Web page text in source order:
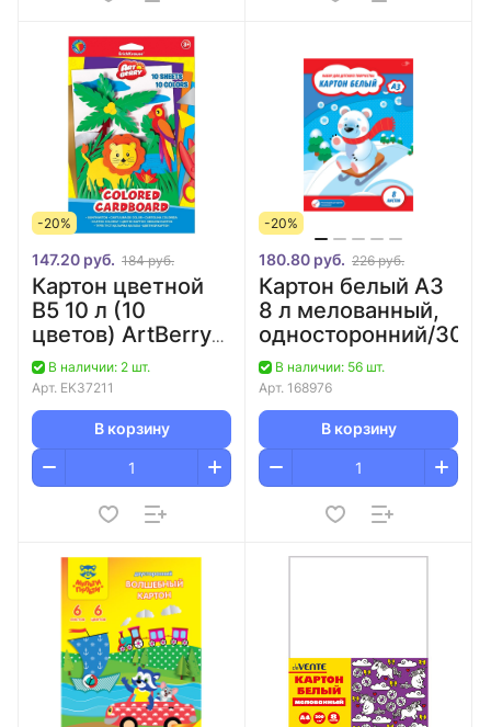
-20%
147.20 руб. 184 руб.
Картон цветной
B5 10 л (10
цветов) ArtBerry
мелованный,
односторонний/40
В наличии: 2 шт.
Арт. EK37211
В корзину
-20%
180.80 руб. 226 руб.
Картон белый А3
8 л мелованный,
односторонний/30
В наличии: 56 шт.
Арт. 168976
В корзину